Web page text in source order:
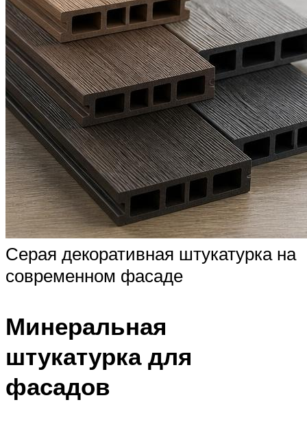
Серая декоративная штукатурка на
современном фасаде
Минеральная
штукатурка для
фасадов